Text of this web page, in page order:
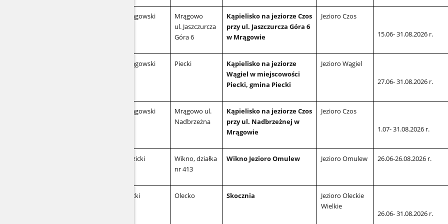
mrągowski
Mrągowo
ul. Jaszczurcza
Góra 6
Kąpielisko na jeziorze Czos
przy ul. Jaszczurcza Góra 6
w Mrągowie
Jezioro Czos
15.06- 31.08.2026 r.
mrągowski Piecki
Kąpielisko na jeziorze
Wągiel w miejscowości
Piecki, gmina Piecki
Jezioro Wągiel
27.06- 31.08.2026 r.
mrągowski
Mrągowo ul.
Nadbrzeżna
Kąpielisko na jeziorze Czos
przy ul. Nadbrzeżnej w
Mrągowie
Jezioro Czos
1.07- 31.08.2026 r.
nidzicki
Wikno, działka
nr 413
Wikno Jezioro Omulew Jezioro Omulew 26.06-26.08.2026 r.
olecki Olecko Skocznia
Jezioro Oleckie
Wielkie
26.06- 31.08.2026 r.